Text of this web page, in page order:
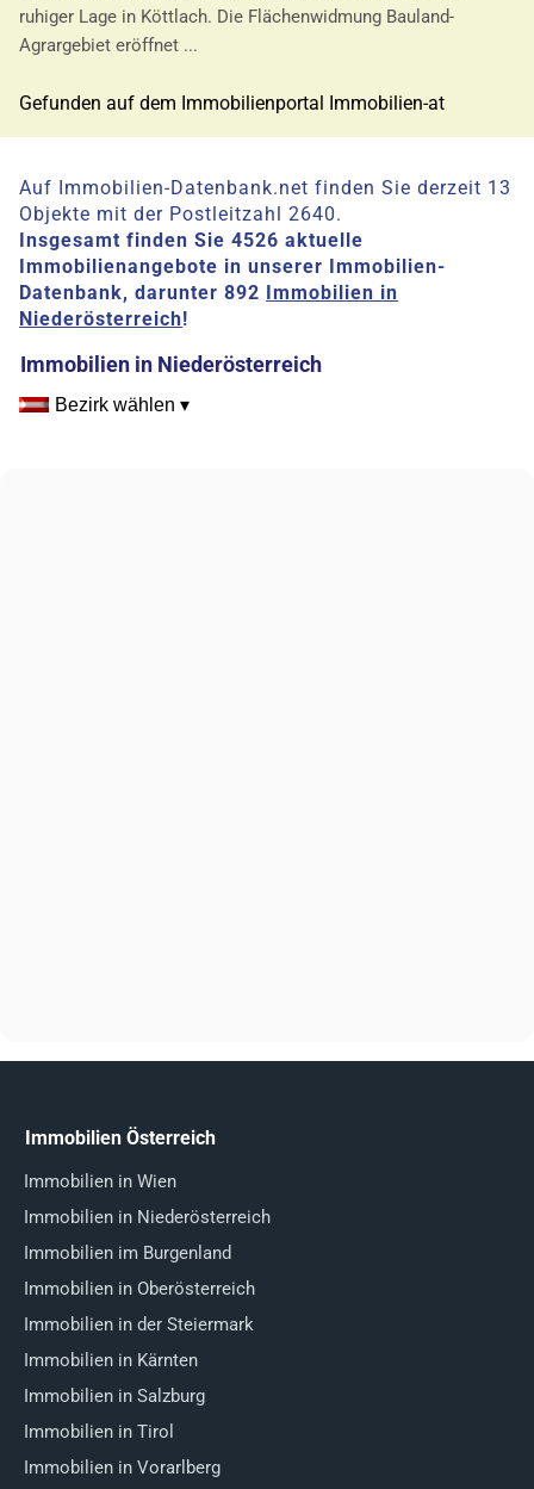
ruhiger Lage in Köttlach. Die Flächenwidmung Bauland-
Agrargebiet eröffnet ...
Gefunden auf dem Immobilienportal Immobilien-at
Auf Immobilien-Datenbank.net finden Sie derzeit 13
Objekte mit der Postleitzahl 2640.
Insgesamt finden Sie 4526 aktuelle
Immobilienangebote in unserer Immobilien-
Datenbank, darunter 892 Immobilien in
Niederösterreich!
Immobilien in Niederösterreich
Bezirk wählen ▾
Immobilien Österreich
Immobilien in Wien
Immobilien in Niederösterreich
Immobilien im Burgenland
Immobilien in Oberösterreich
Immobilien in der Steiermark
Immobilien in Kärnten
Immobilien in Salzburg
Immobilien in Tirol
Immobilien in Vorarlberg